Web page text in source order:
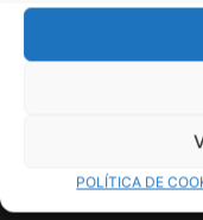
POLÍTICA DE